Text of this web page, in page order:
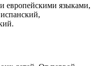
европейскими языками,